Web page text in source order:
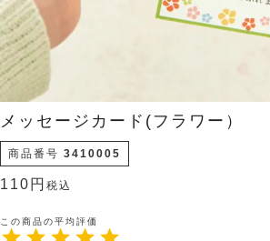
メッセージカード(フラワー）
商品番号 3410005
110 税込